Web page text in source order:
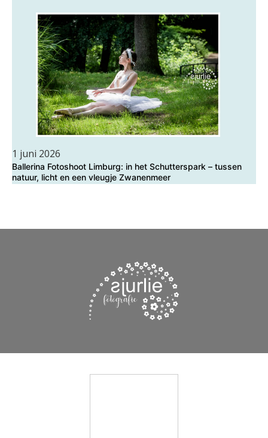
1 juni 2026
Ballerina Fotoshoot Limburg: in het Schutterspark – tussen
natuur, licht en een vleugje Zwanenmeer